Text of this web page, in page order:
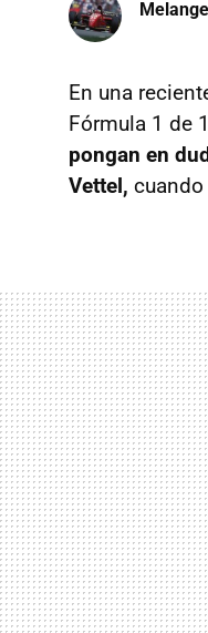
En una
Fórmula 1 de
pongan en
Vettel,